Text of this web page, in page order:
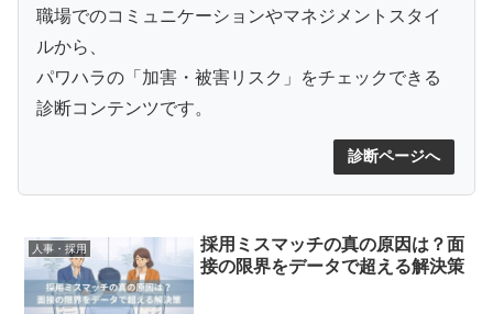
職場でのコミュニケーションやマネジメントスタイ
ルから、
パワハラの「加害・被害リスク」をチェックできる
診断コンテンツです。
診断ページへ
人事・採用
採用ミスマッチの真の原因は？面
接の限界をデータで超える解決策